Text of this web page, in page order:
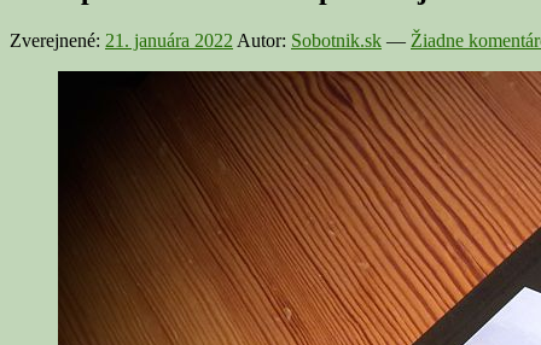
Zverejnené: 21. januára 2022 Autor: Sobotnik.sk — Žiadne